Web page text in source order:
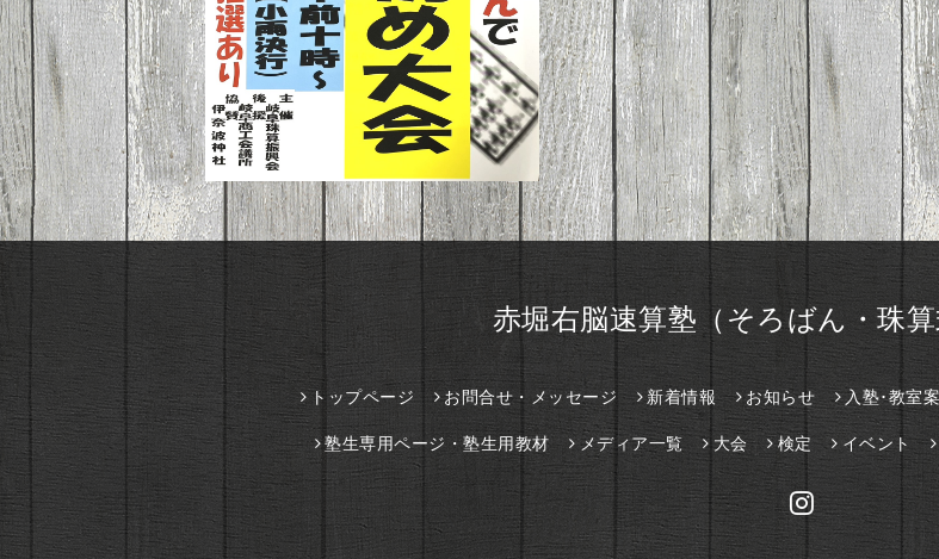
赤堀右脳速算塾（そろばん・珠
トップページ お問合せ・メッセージ 新着情報 お知らせ 入塾･教室
塾生専用ページ・塾生用教材 メディア一覧 大会 検定 イベント